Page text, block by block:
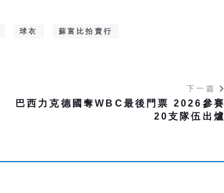
球衣 蘇富比拍賣行
下一篇
巴西力克德國奪WBC最後門票 2026參賽
20支隊伍出爐